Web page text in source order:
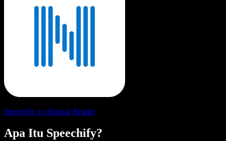
Speechify vs Natural Reader
Apa Itu Speechify?